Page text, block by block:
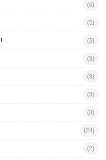
(6)
(5)
(5)
(3)
(3)
(3)
(3)
(24)
(2)